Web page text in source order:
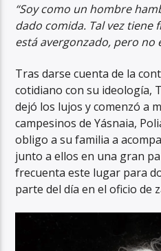
“Soy como un hombre
dado comida. Tal vez tiene
está avergonzado, pero no
Tras darse cuenta de la
cotidiano con su ideología,
dejó los lujos y comenzó a
campesinos de Yásnaia,
obligo a su familia a
junto a ellos en una gran
frecuenta este lugar para
parte del día en el oficio de